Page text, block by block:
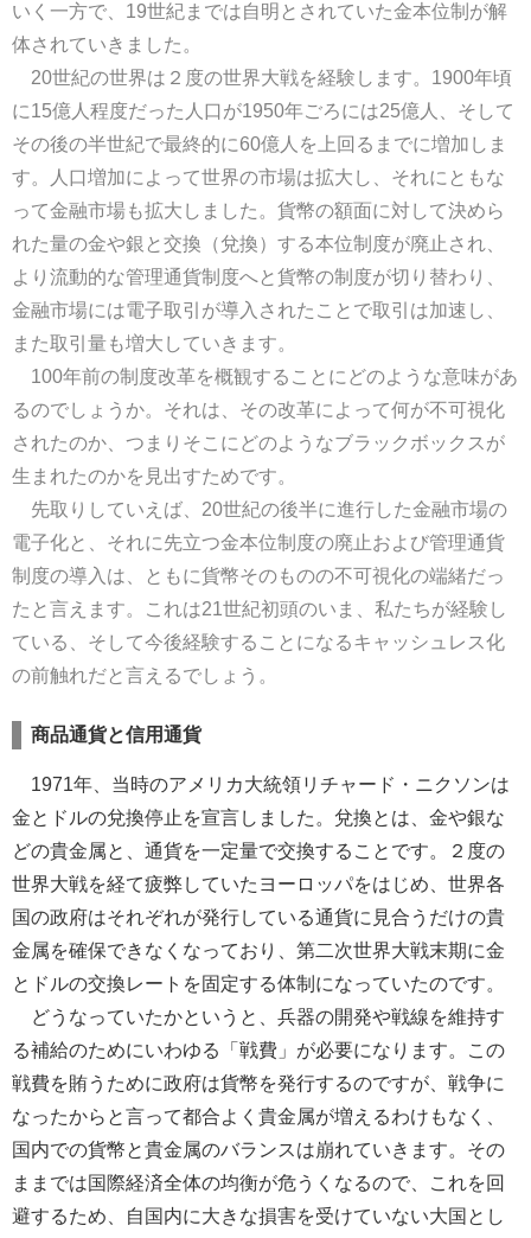
いく一方で、19世紀までは自明とされていた金本位制が解
体されていきました。
20世紀の世界は２度の世界大戦を経験します。1900年頃
に15億人程度だった人口が1950年ごろには25億人、そして
その後の半世紀で最終的に60億人を上回るまでに増加しま
す。人口増加によって世界の市場は拡大し、それにともな
って金融市場も拡大しました。貨幣の額面に対して決めら
れた量の金や銀と交換（兌換）する本位制度が廃止され、
より流動的な管理通貨制度へと貨幣の制度が切り替わり、
金融市場には電子取引が導入されたことで取引は加速し、
また取引量も増大していきます。
100年前の制度改革を概観することにどのような意味があ
るのでしょうか。それは、その改革によって何が不可視化
されたのか、つまりそこにどのようなブラックボックスが
生まれたのかを見出すためです。
先取りしていえば、20世紀の後半に進行した金融市場の
電子化と、それに先立つ金本位制度の廃止および管理通貨
制度の導入は、ともに貨幣そのものの不可視化の端緒だっ
たと言えます。これは21世紀初頭のいま、私たちが経験し
ている、そして今後経験することになるキャッシュレス化
の前触れだと言えるでしょう。
商品通貨と信用通貨
1971年、当時のアメリカ大統領リチャード・ニクソンは
金とドルの兌換停止を宣言しました。兌換とは、金や銀な
どの貴金属と、通貨を一定量で交換することです。２度の
世界大戦を経て疲弊していたヨーロッパをはじめ、世界各
国の政府はそれぞれが発行している通貨に見合うだけの貴
金属を確保できなくなっており、第二次世界大戦末期に金
とドルの交換レートを固定する体制になっていたのです。
どうなっていたかというと、兵器の開発や戦線を維持す
る補給のためにいわゆる「戦費」が必要になります。この
戦費を賄うために政府は貨幣を発行するのですが、戦争に
なったからと言って都合よく貴金属が増えるわけもなく、
国内での貨幣と貴金属のバランスは崩れていきます。その
ままでは国際経済全体の均衡が危うくなるので、これを回
避するため、自国内に大きな損害を受けていない大国とし